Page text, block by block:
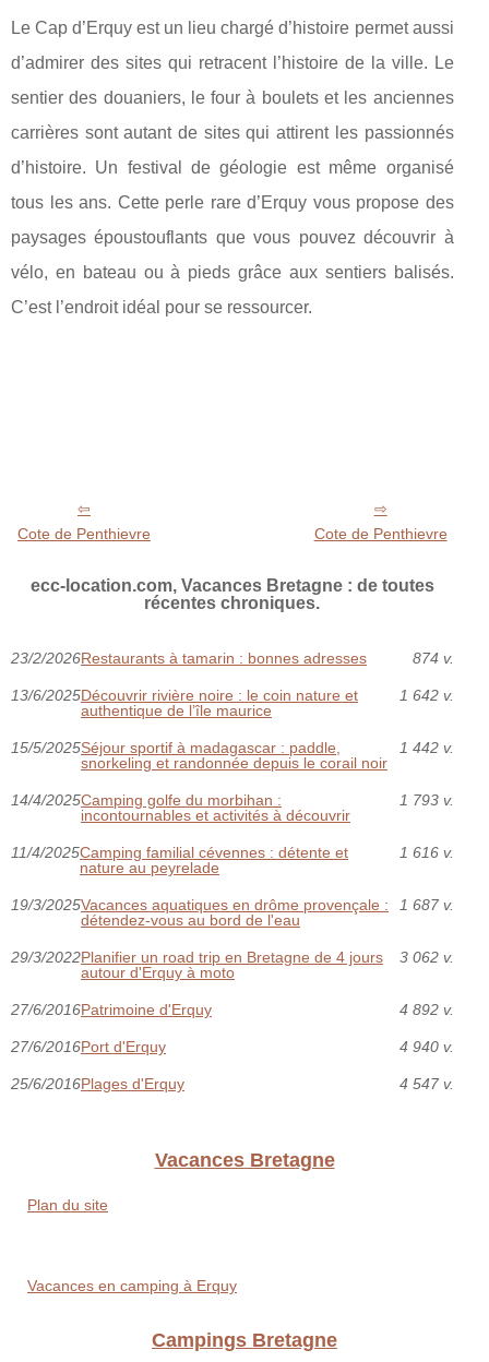
Le Cap d’Erquy est un lieu chargé d’histoire permet aussi
d’admirer des sites qui retracent l’histoire de la ville. Le
sentier des douaniers, le four à boulets et les anciennes
carrières sont autant de sites qui attirent les passionnés
d’histoire. Un festival de géologie est même organisé
tous les ans. Cette perle rare d’Erquy vous propose des
paysages époustouflants que vous pouvez découvrir à
vélo, en bateau ou à pieds grâce aux sentiers balisés.
C’est l’endroit idéal pour se ressourcer.
Cote de Penthievre Cote de Penthievre
ecc-location.com, Vacances Bretagne : de toutes
récentes chroniques.
23/2/2026Restaurants à tamarin : bonnes adresses 874 v.
13/6/2025Découvrir rivière noire : le coin nature et
authentique de l’île maurice
1 642 v.
15/5/2025Séjour sportif à madagascar : paddle,
snorkeling et randonnée depuis le corail noir
1 442 v.
14/4/2025Camping golfe du morbihan :
incontournables et activités à découvrir
1 793 v.
11/4/2025Camping familial cévennes : détente et
nature au peyrelade
1 616 v.
19/3/2025Vacances aquatiques en drôme provençale :
détendez-vous au bord de l'eau
1 687 v.
29/3/2022Planifier un road trip en Bretagne de 4 jours
autour d'Erquy à moto
3 062 v.
27/6/2016Patrimoine d'Erquy 4 892 v.
27/6/2016Port d'Erquy 4 940 v.
25/6/2016Plages d'Erquy 4 547 v.
Vacances Bretagne
Plan du site
Vacances en camping à Erquy
Campings Bretagne